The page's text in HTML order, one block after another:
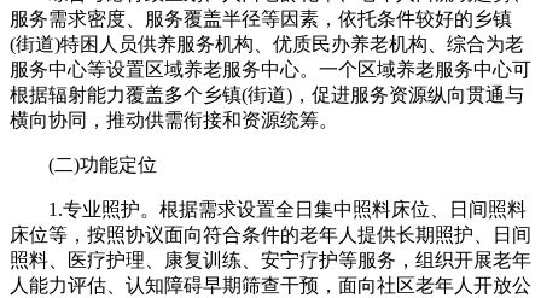
服务需求密度、服务覆盖半径等因素，依托条件较好的乡镇
(街道)特困人员供养服务机构、优质民办养老机构、综合为老
服务中心等设置区域养老服务中心。一个区域养老服务中心可
根据辐射能力覆盖多个乡镇(街道)，促进服务资源纵向贯通与
横向协同，推动供需衔接和资源统筹。
(二)功能定位
1.专业照护。根据需求设置全日集中照料床位、日间照料
床位等，按照协议面向符合条件的老年人提供长期照护、日间
照料、医疗护理、康复训练、安宁疗护等服务，组织开展老年
人能力评估、认知障碍早期筛查干预，面向社区老年人开放公